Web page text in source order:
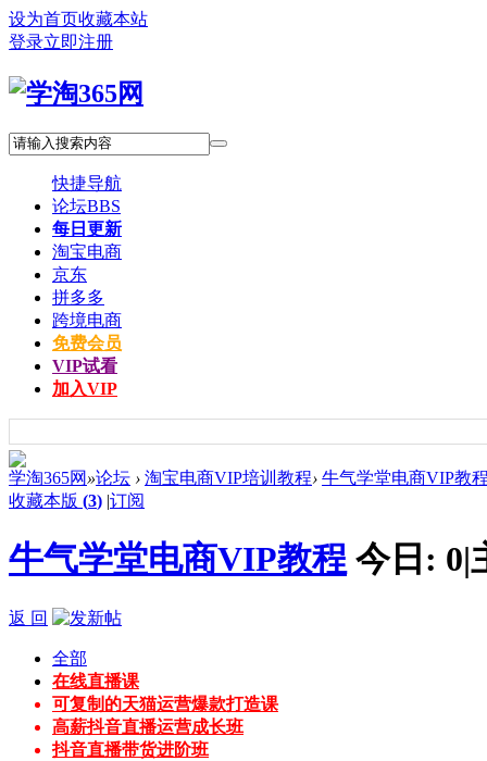
设为首页收藏本站
登录立即注册
快捷导航
论坛BBS
每日更新
淘宝电商
京东
拼多多
跨境电商
免费会员
VIP试看
加入VIP
学淘365网 »论坛 › 淘宝电商VIP培训教程› 牛气学堂电商VIP教
收藏本版 (3) |订阅
牛气学堂电商VIP教程 今日: 0|
返 回
全部
在线直播课
可复制的天猫运营爆款打造课
高薪抖音直播运营成长班
抖音直播带货进阶班